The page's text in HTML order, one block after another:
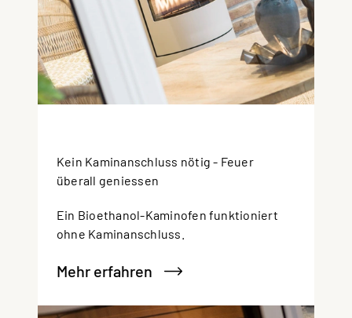
Kein Kaminanschluss nötig - Feuer
überall geniessen
Ein Bioethanol-Kaminofen funktioniert
ohne Kaminanschluss.
Mehr erfahren